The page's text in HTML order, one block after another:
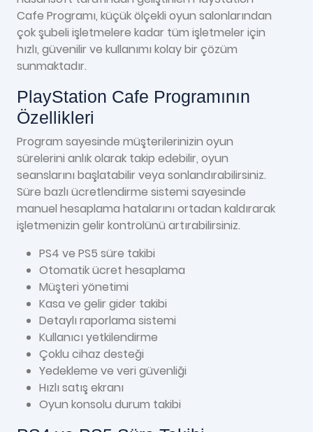
Cafe Programı, küçük ölçekli oyun salonlarından
çok şubeli işletmelere kadar tüm işletmeler için
hızlı, güvenilir ve kullanımı kolay bir çözüm
sunmaktadır.
PlayStation Cafe Programının
Özellikleri
Program sayesinde müşterilerinizin oyun
sürelerini anlık olarak takip edebilir, oyun
seanslarını başlatabilir veya sonlandırabilirsiniz.
Süre bazlı ücretlendirme sistemi sayesinde
manuel hesaplama hatalarını ortadan kaldırarak
işletmenizin gelir kontrolünü artırabilirsiniz.
PS4 ve PS5 süre takibi
Otomatik ücret hesaplama
Müşteri yönetimi
Kasa ve gelir gider takibi
Detaylı raporlama sistemi
Kullanıcı yetkilendirme
Çoklu cihaz desteği
Yedekleme ve veri güvenliği
Hızlı satış ekranı
Oyun konsolu durum takibi